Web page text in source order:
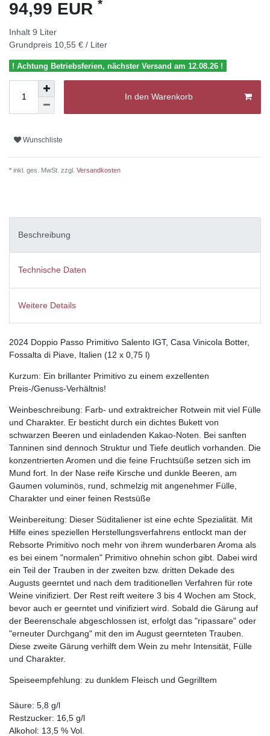
94,99 EUR *
Inhalt 9 Liter
Grundpreis 10,55 € / Liter
! Achtung Betriebsferien, nächster Versand am 12.08.26 !
In den Warenkorb
Wunschliste
* inkl. ges. MwSt. zzgl. Versandkosten
Beschreibung
Technische Daten
Weitere Details
2024 Doppio Passo Primitivo Salento IGT, Casa Vinicola Botter,
Fossalta di Piave, Italien (12 x 0,75 l)
Kurzum: Ein brillanter Primitivo zu einem exzellenten
Preis-/Genuss-Verhältnis!
Weinbeschreibung: Farb- und extraktreicher Rotwein mit viel Fülle
und Charakter. Er besticht durch ein dichtes Bukett von
schwarzen Beeren und einladenden Kakao-Noten. Bei sanften
Tanninen sind dennoch Struktur und Tiefe deutlich vorhanden. Die
konzentrierten Aromen und die feine Fruchtsüße setzen sich im
Mund fort. In der Nase reife Kirsche und dunkle Beeren, am
Gaumen voluminös, rund, schmelzig mit angenehmer Fülle,
Charakter und einer feinen Restsüße
Weinbereitung: Dieser Süditaliener ist eine echte Spezialität. Mit
Hilfe eines speziellen Herstellungsverfahrens entlockt man der
Rebsorte Primitivo noch mehr von ihrem wunderbaren Aroma als
es bei einem "normalen" Primitivo ohnehin schon gibt. Dabei wird
ein Teil der Trauben in der zweiten bzw. dritten Dekade des
Augusts geerntet und nach dem traditionellen Verfahren für rote
Weine vinifiziert. Der Rest reift weitere 3 bis 4 Wochen am Stock,
bevor auch er geerntet und vinifiziert wird. Sobald die Gärung auf
der Beerenschale abgeschlossen ist, erfolgt das "ripassare" oder
"erneuter Durchgang" mit den im August geernteten Trauben.
Diese zweite Gärung verhilft dem Wein zu mehr Intensität, Fülle
und Charakter.
Speiseempfehlung: zu dunklem Fleisch und Gegrilltem
Säure: 5,8 g/l
Restzucker: 16,5 g/l
Alkohol: 13,5 % Vol.